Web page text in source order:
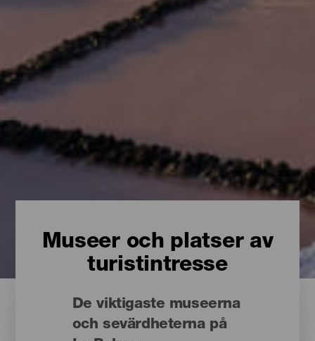
Museer och platser av
turistintresse
De viktigaste museerna
och sevärdheterna på